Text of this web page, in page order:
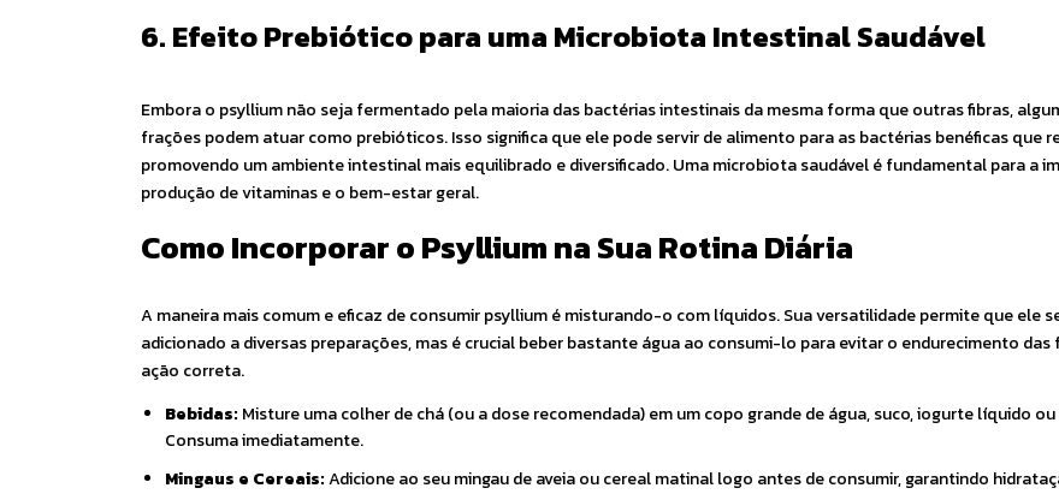
6. Efeito Prebiótico para uma Microbiota Intestinal Saudável
Embora o psyllium não seja fermentado pela maioria das bactérias intestinais da mesma forma que outras fibras,
frações podem atuar como prebióticos. Isso significa que ele pode servir de alimento para as bactérias benéficas que
promovendo um ambiente intestinal mais equilibrado e diversificado. Uma microbiota saudável é fundamental para a
produção de vitaminas e o bem-estar geral.
Como Incorporar o Psyllium na Sua Rotina Diária
A maneira mais comum e eficaz de consumir psyllium é misturando-o com líquidos. Sua versatilidade permite que ele
adicionado a diversas preparações, mas é crucial beber bastante água ao consumi-lo para evitar o endurecimento das
ação correta.
Bebidas: Misture uma colher de chá (ou a dose recomendada) em um copo grande de água, suco, iogurte líquido
Consuma imediatamente.
Mingaus e Cereais:Adicione ao seu mingau de aveia ou cereal matinal logo antes de consumir, garantindo